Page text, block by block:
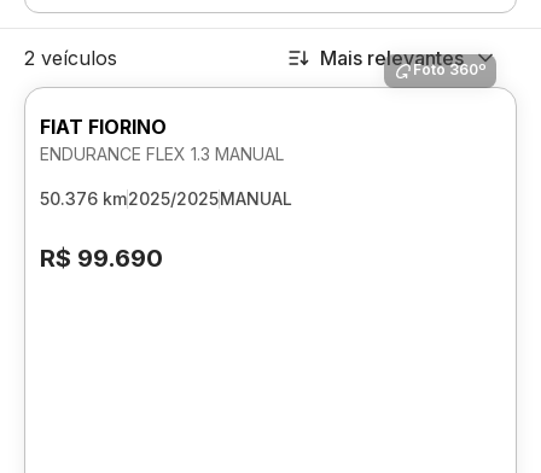
2 veículos Mais relevantes
Foto 360º
FIAT FIORINO
ENDURANCE FLEX 1.3 MANUAL
50.376 km2025/2025MANUAL
R$ 99.690